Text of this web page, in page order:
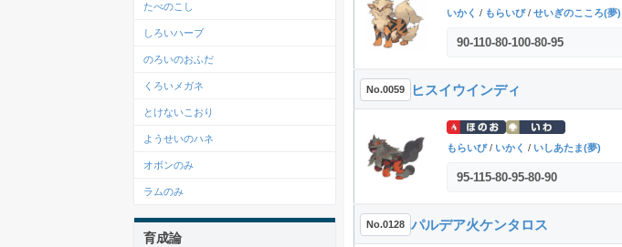
いかく / もらいび/ せいぎのこころ(夢)
90-110-80-100-80-95
No.0059 ヒスイウインディ
もらいび/ いかく / いしあたま(夢)
95-115-80-95-80-90
No.0128 パルデア火ケンタロス
たべのこし
しろいハーブ
のろいのおふだ
くろいメガネ
とけないこおり
ようせいのハネ
オボンのみ
ラムのみ
育成論